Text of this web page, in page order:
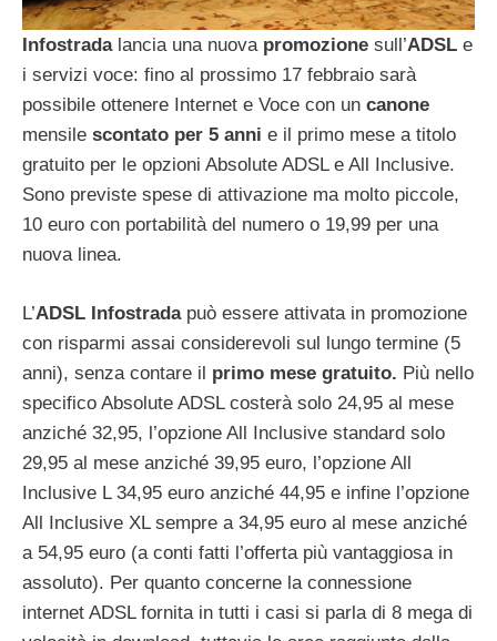
Infostradalancia una nuova promozione sull’ADSL e
i servizi voce: fino al prossimo 17 febbraio sarà
possibile ottenere Internet e Voce con un canone
mensile scontato per 5 anni e il primo mese a titolo
gratuito per le opzioni Absolute ADSL e All Inclusive.
Sono previste spese di attivazione ma molto piccole,
10 euro con portabilità del numero o 19,99 per una
nuova linea.
L’ADSL Infostradapuò essere attivata in promozione
con risparmi assai considerevoli sul lungo termine (5
anni), senza contare il primo mese gratuito. Più nello
specifico Absolute ADSL costerà solo 24,95 al mese
anziché 32,95, l’opzione All Inclusive standard solo
29,95 al mese anziché 39,95 euro, l’opzione All
Inclusive L 34,95 euro anziché 44,95 e infine l’opzione
All Inclusive XL sempre a 34,95 euro al mese anziché
a 54,95 euro (a conti fatti l’offerta più vantaggiosa in
assoluto). Per quanto concerne la connessione
internet ADSL fornita in tutti i casi si parla di 8 mega di